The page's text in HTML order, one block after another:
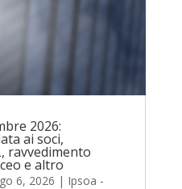
2026:
ai soci,
ravvedimento
e altro
6, 2026 | Ipsoa -